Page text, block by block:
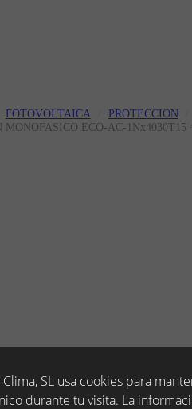
FOTOVOLTAICA PROTECCION
MONOFASICO ECO-AC-1Nx4030T15
1Nx4030T15
Clima, SL usa cookies para
durante tu visita. La